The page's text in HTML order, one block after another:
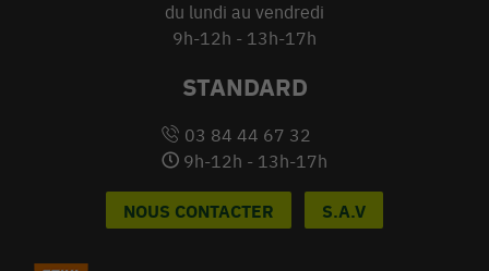
du lundi au vendredi
9h-12h - 13h-17h
STANDARD
03 84 44 67 32
9h-12h - 13h-17h
NOUS CONTACTER S.A.V